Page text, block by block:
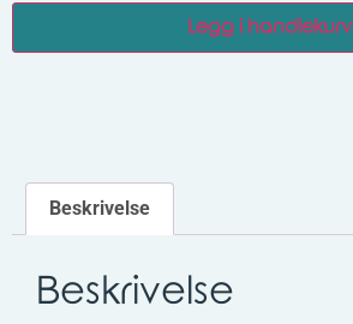
Legg i handlekurv
Beskrivelse
Beskrivelse